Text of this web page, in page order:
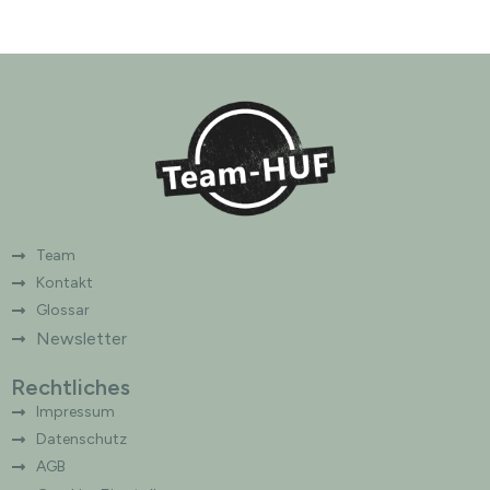
n
Team
Kontakt
Glossar
Newsletter
Rechtliches
Impressum
Datenschutz
AGB